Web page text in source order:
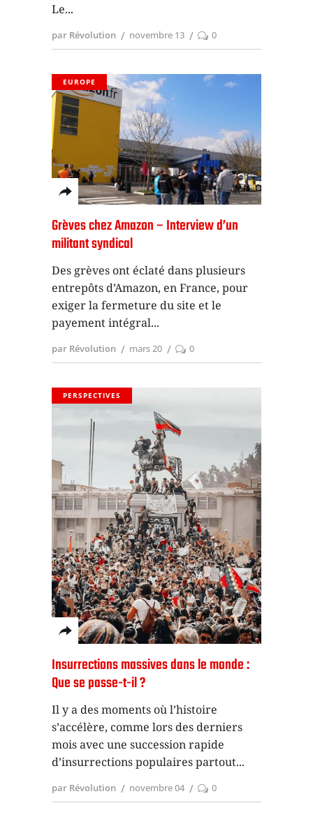
Le
par Révolution novembre 13 0
EUROPE
Grèves chez Amazon – Interview d’un
militant syndical
Des grèves ont éclaté dans plusieurs
entrepôts d’Amazon, en France, pour
exiger la fermeture du site et le
payement intégral
par Révolution mars 20 0
PERSPECTIVES
Insurrections massives dans le monde :
Que se passe-t-il ?
Il y a des moments où l’histoire
s’accélère, comme lors des derniers
mois avec une succession rapide
d’insurrections populaires partout
par Révolution novembre 04 0